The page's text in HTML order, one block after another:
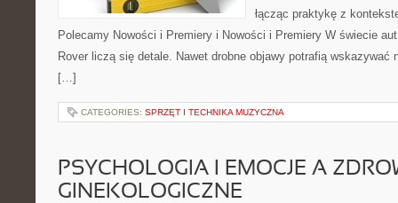
łącząc praktykę z
Polecamy Nowości i Premiery i Nowości i Premiery W świecie
Rover liczą się detale. Nawet drobne objawy potrafią wskazywać
[…]
CATEGORIES: SPRZĘT I TECHNIKA MUZYCZNA
PSYCHOLOGIA I EMOCJE A
GINEKOLOGICZNE